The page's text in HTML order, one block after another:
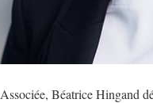
Associée, Béatrice Hingand